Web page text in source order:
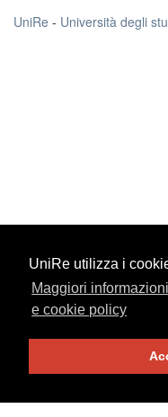
UniRe utilizza i
Maggiori
e cookie policy
UniRe utilizza i
Maggiori
e cookie policy
UniRe - Università degli